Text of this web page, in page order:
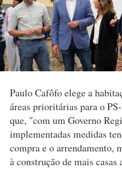
Paulo Cafôfo elege a
áreas prioritárias para o
que, "com um Governo
implementadas medidas
compra e o arrendamento,
à construção de mais